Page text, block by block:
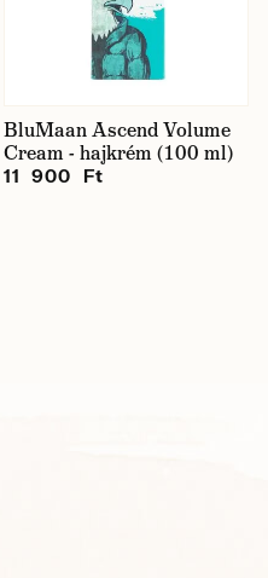
BluMaan Ascend Volume
Cream - hajkrém (100 ml)
11 900 Ft